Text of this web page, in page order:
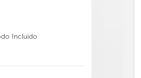
Incluido